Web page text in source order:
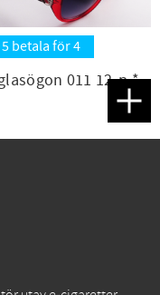
betala för 4
011 12-p *